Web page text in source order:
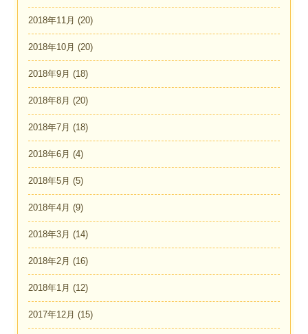
2018年11月 (20)
2018年10月 (20)
2018年9月 (18)
2018年8月 (20)
2018年7月 (18)
2018年6月 (4)
2018年5月 (5)
2018年4月 (9)
2018年3月 (14)
2018年2月 (16)
2018年1月 (12)
2017年12月 (15)